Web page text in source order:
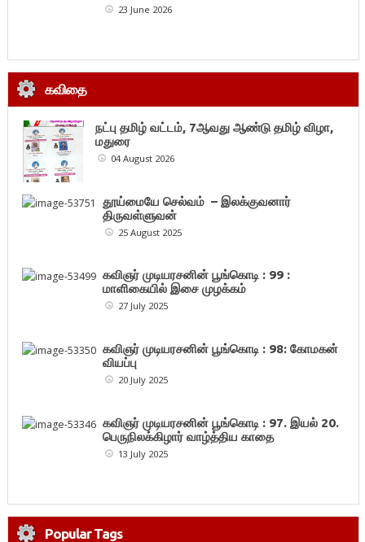
23 June 2026
கவிதை
நட்பு தமிழ் வட்டம், 7ஆவது ஆண்டு தமிழ் விழா,
மதுரை
04 August 2026
தூய்மையே செல்வம் – இலக்குவனார்
திருவள்ளுவன்
25 August 2025
கவிஞர் முடியரசனின் பூங்கொடி : 99 :
மாளிகையில் இசை முழக்கம்
27 July 2025
கவிஞர் முடியரசனின் பூங்கொடி : 98: கோமகன்
வியப்பு
20 July 2025
கவிஞர் முடியரசனின் பூங்கொடி : 97. இயல் 20.
பெருநிலக்கிழார் வாழ்த்திய காதை
13 July 2025
Popular Tags